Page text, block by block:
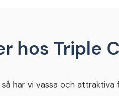
hos Triple
har vi vassa och attraktiva